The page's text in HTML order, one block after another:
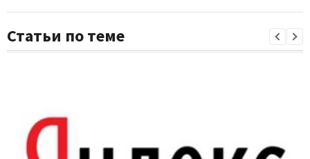
Статьи по теме